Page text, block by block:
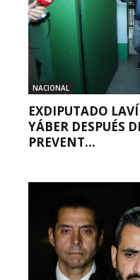
NACIONAL
EXDIPUTADO
YÁBER DESPUÉS
PREVENT...